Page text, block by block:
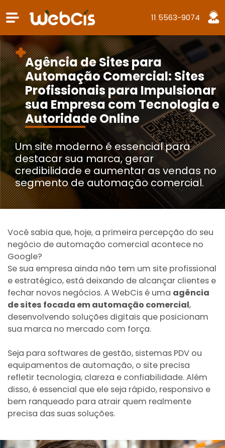
11 5563-9074
Agência de Sites para
Automação Comercial: Sites
Profissionais para Impulsionar
sua Empresa com Tecnologia e
Autoridade Online
Um site moderno é essencial para
destacar sua marca, gerar
credibilidade e aumentar as vendas no
segmento de automação comercial.
Você sabia que, hoje, a primeira percepção do seu
negócio de automação comercial acontece no
Google?
Se sua empresa ainda não tem um site profissional
e estratégico, está deixando de alcançar clientes e
fechar novos negócios. A WebCis é uma agência
de sites focada em automação comercial,
desenvolvendo soluções digitais que posicionam
sua marca no mercado com força.
Seja para softwares de gestão, sistemas PDV ou
equipamentos de automação, o site precisa
refletir tecnologia, clareza e confiabilidade. Além
disso, é essencial que ele seja rápido, responsivo e
bem ranqueado para atrair quem realmente
precisa das suas soluções.